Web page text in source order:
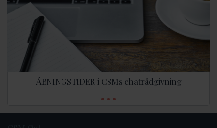
ÅBNINGSTIDER i CSMs chatrådgivning